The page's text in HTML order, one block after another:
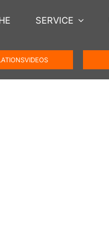
SERVICE